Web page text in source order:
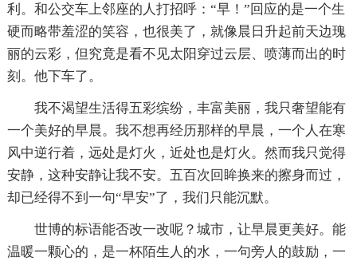
利。和公交车上邻座的人打招呼：“早！”回应的是一个生
硬而略带羞涩的笑容，也很美了，就像晨日升起前天边瑰
丽的云彩，但究竟是看不见太阳穿过云层、喷薄而出的时
刻。他下车了。
我不渴望生活得五彩缤纷，丰富美丽，我只奢望能有
一个美好的早晨。我不想再经历那样的早晨，一个人在寒
风中逆行着，远处是灯火，近处也是灯火。然而我只觉得
安静，这种安静让我不安。五百次回眸换来的擦身而过，
却已经得不到一句“早安”了，我们只能沉默。
世博的标语能否改一改呢？城市，让早晨更美好。能
温暖一颗心的，是一杯陌生人的水，一句旁人的鼓励，一